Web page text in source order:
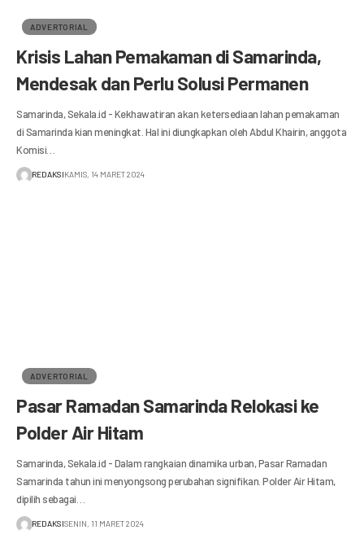
ADVERTORIAL
Krisis Lahan Pemakaman di Samarinda,
Mendesak dan Perlu Solusi Permanen
Samarinda, Sekala.id - Kekhawatiran akan ketersediaan lahan pemakaman
di Samarinda kian meningkat. Hal ini diungkapkan oleh Abdul Khairin, anggota
Komisi…
REDAKSIKAMIS, 14 MARET 2024
ADVERTORIAL
Pasar Ramadan Samarinda Relokasi ke
Polder Air Hitam
Samarinda, Sekala.id - Dalam rangkaian dinamika urban, Pasar Ramadan
Samarinda tahun ini menyongsong perubahan signifikan. Polder Air Hitam,
dipilih sebagai…
REDAKSISENIN, 11 MARET 2024